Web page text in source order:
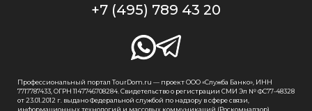
+7 (495) 789 43 20
Профессиональный портал TourDom.ru — проект ООО «Служба Банко», ИНН
7717787433, ОГРН 1147746708284. Свидетельство о регистрации СМИ Эл № ФС77-48328
от 23.01.2012 г. выдано Федеральной службой по надзору в сфере связи,
информационных технологий и массовых коммуникаций (Роскомнадзор).